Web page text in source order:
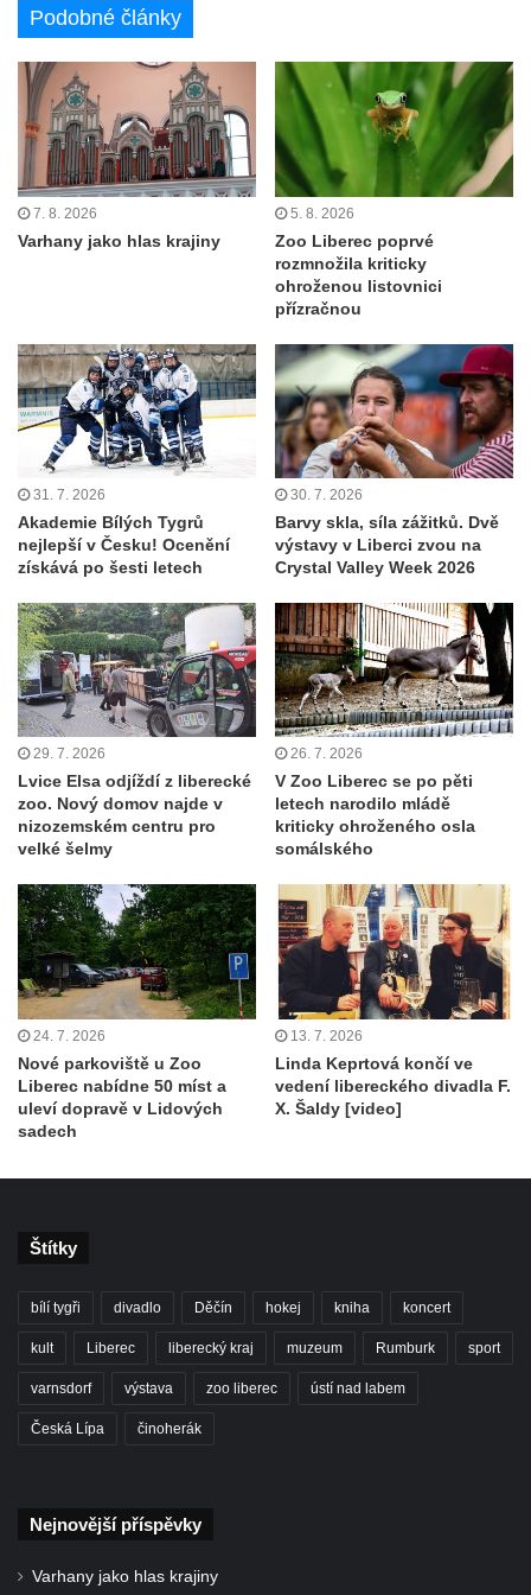
Podobné články
7. 8. 2026
Varhany jako hlas krajiny
5. 8. 2026
Zoo Liberec poprvé
rozmnožila kriticky
ohroženou listovnici
přízračnou
31. 7. 2026
Akademie Bílých Tygrů
nejlepší v Česku! Ocenění
získává po šesti letech
30. 7. 2026
Barvy skla, síla zážitků. Dvě
výstavy v Liberci zvou na
Crystal Valley Week 2026
29. 7. 2026
Lvice Elsa odjíždí z liberecké
zoo. Nový domov najde v
nizozemském centru pro
velké šelmy
26. 7. 2026
V Zoo Liberec se po pěti
letech narodilo mládě
kriticky ohroženého osla
somálského
24. 7. 2026
Nové parkoviště u Zoo
Liberec nabídne 50 míst a
uleví dopravě v Lidových
sadech
13. 7. 2026
Linda Keprtová končí ve
vedení libereckého divadla F.
X. Šaldy [video]
Štítky
bílí tygři divadlo Děčín hokej kniha koncert
kult Liberec liberecký kraj muzeum Rumburk sport
varnsdorf výstava zoo liberec ústí nad labem
Česká Lípa činoherák
Nejnovější příspěvky
Varhany jako hlas krajiny